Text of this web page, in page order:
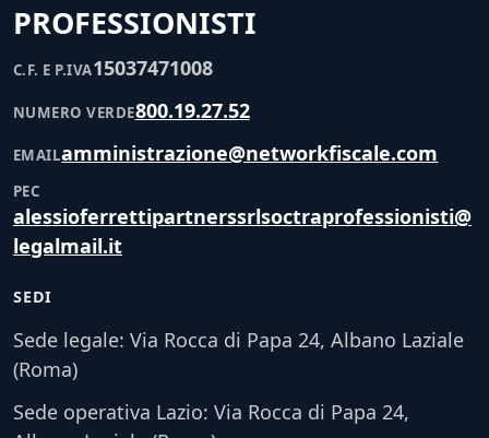
PROFESSIONISTI
C.F. E P.IVA15037471008
NUMERO VERDE800.19.27.52
EMAILamministrazione@networkfiscale.com
PEC
alessioferrettipartnerssrlsoctraprofessionisti@
legalmail.it
SEDI
Sede legale: Via Rocca di Papa 24, Albano Laziale
(Roma)
Sede operativa Lazio: Via Rocca di Papa 24,